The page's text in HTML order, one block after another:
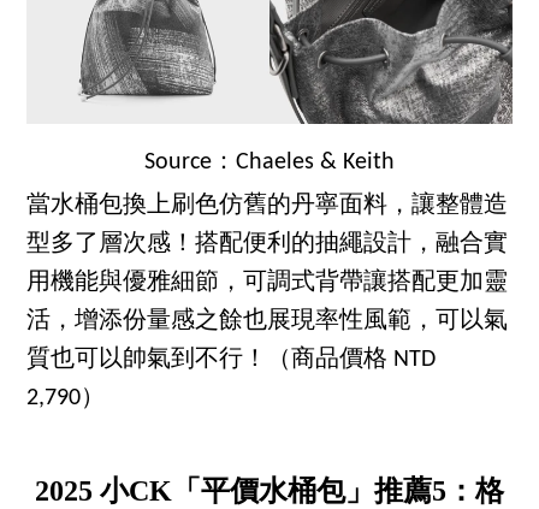
Source：Chaeles & Keith
當水桶包換上刷色仿舊的丹寧面料，讓整體造
型多了層次感！搭配便利的抽繩設計，融合實
用機能與優雅細節，可調式背帶讓搭配更加靈
活，增添份量感之餘也展現率性風範，可以氣
質也可以帥氣到不行！（商品價格 NTD
2,790）
2025 小CK「平價水桶包」推薦5：格